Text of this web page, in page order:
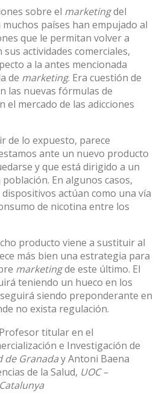
sobre el marketingdel
países han empujado al
que le permitan volver a
sus actividades comerciales,
a la antes mencionada
de marketing. Era cuestión de
las nuevas fórmulas de
el mercado de las adicciones
de lo expuesto, parece
ante un nuevo producto
y que está dirigido a un
En algunos casos,
dispositivos actúan como una vía
de nicotina entre los
producto viene a sustituir al
más bien una estrategia para
marketingde este último. El
teniendo un hueco en los
siendo preponderante en
no exista regulación.
titular en el
e Investigación de
de GranadayAntoni Baena
de la Salud, UOC –